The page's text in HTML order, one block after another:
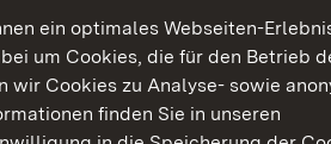
ein optimales Webseiten-
um Cookies, die für den Betrieb
wir Cookies zu Analyse- sowie
finden Sie in unseren